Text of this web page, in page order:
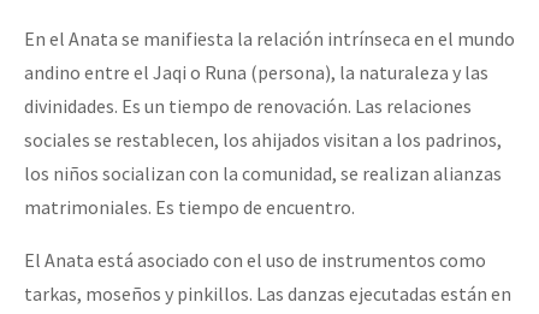
En el Anata se manifiesta la relación intrínseca en el mundo
andino entre el Jaqi o Runa (persona), la naturaleza y las
divinidades. Es un tiempo de renovación. Las relaciones
sociales se restablecen, los ahijados visitan a los padrinos,
los niños socializan con la comunidad, se realizan alianzas
matrimoniales. Es tiempo de encuentro.
El Anata está asociado con el uso de instrumentos como
tarkas, moseños y pinkillos. Las danzas ejecutadas están en